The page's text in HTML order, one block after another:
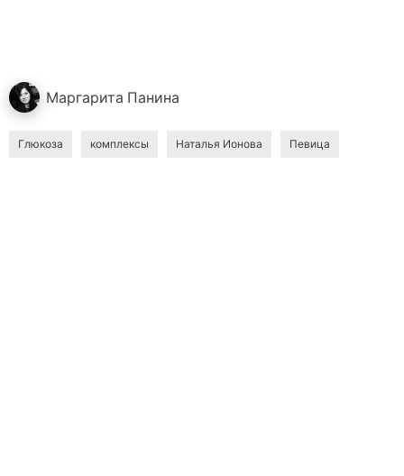
Маргарита Панина
Глюкоза комплексы Наталья Ионова Певица